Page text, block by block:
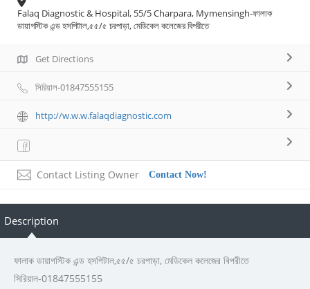
Falaq Diagnostic & Hospital, 55/5 Charpara, Mymensingh-ফালাক
ডায়াগস্টিক এন্ড হসপিটাল,৫৫/৫ চরপাড়া, মেডিকেল কলেজের বিপরীতে
Get Directions
সিরিয়াল-01847555155
http://w.w.w.falaqdiagnostic.com
Contact Listing Owner Contact Now!
Description
ফালাক ডায়াগস্টিক এন্ড হসপিটাল,৫৫/৫ চরপাড়া, মেডিকেল কলেজের বিপরীতে
সিরিয়াল-01847555155